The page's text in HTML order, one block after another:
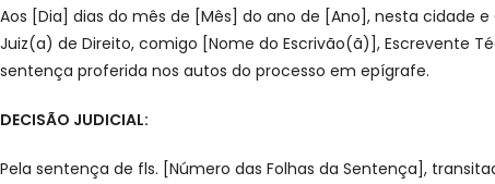
Aos [Dia] dias do mês de [Mês] do ano de [Ano], nesta cidade
Juiz(a) de Direito, comigo [Nome do Escrivão(ã)], Escrevente
sentença proferida nos autos do processo em epígrafe.
DECISÃO JUDICIAL:
Pela sentença de fls. [Número das Folhas da Sentença],